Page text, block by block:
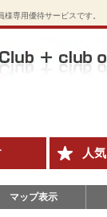
専用優待サービスです。
人
マップ表示